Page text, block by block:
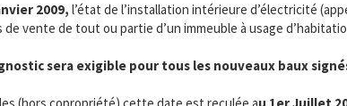
2009, l’état de l’installation intérieure d’électricité
vente de tout ou partie d’un immeuble à usage
sera exigible pour tous les nouveaux baux